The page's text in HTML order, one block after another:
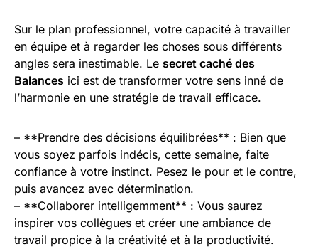
Sur le plan professionnel, votre capacité à travailler
en équipe et à regarder les choses sous différents
angles sera inestimable. Le secret caché des
Balances ici est de transformer votre sens inné de
l’harmonie en une stratégie de travail efficace.
– **Prendre des décisions équilibrées** : Bien que
vous soyez parfois indécis, cette semaine, faite
confiance à votre instinct. Pesez le pour et le contre,
puis avancez avec détermination.
– **Collaborer intelligemment** : Vous saurez
inspirer vos collègues et créer une ambiance de
travail propice à la créativité et à la productivité.